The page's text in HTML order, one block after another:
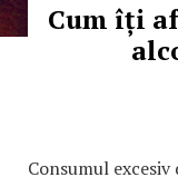
Cum îți
Consumul